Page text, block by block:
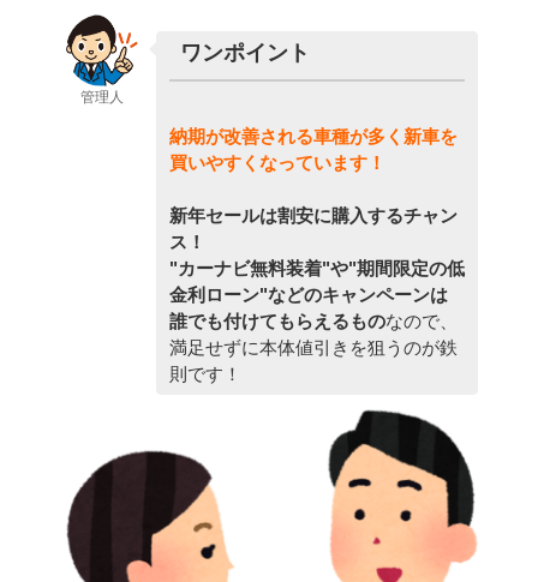
管理人
ワンポイント
納期が改善される車種が多く新車を
買いやすくなっています！
新年セールは割安に購入するチャン
ス！
"カーナビ無料装着"や"期間限定の低
金利ローン"などのキャンペーンは
誰でも付けてもらえるものなので、
満足せずに本体値引きを狙うのが鉄
則です！